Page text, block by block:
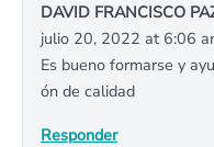
DAVID FRANCISCO
julio 20, 2022 at 6:06
Es bueno formarse y
ón de calidad
Responder